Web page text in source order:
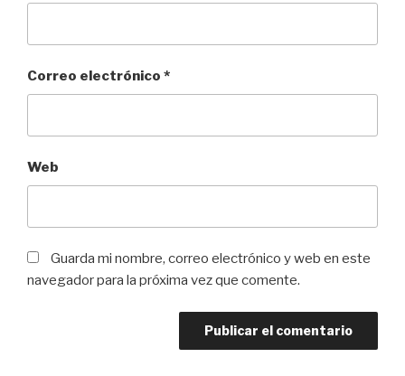
Correo electrónico *
Web
Guarda mi nombre, correo electrónico y web en este
navegador para la próxima vez que comente.